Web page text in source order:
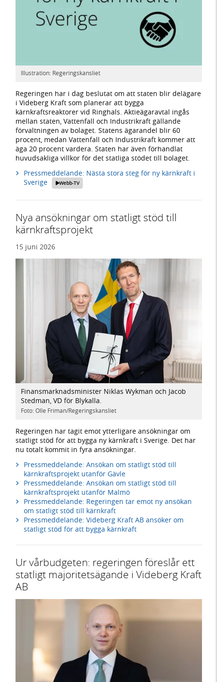
Illustration: Regeringskansliet
Regeringen har i dag beslutat om att staten blir delägare
i Videberg Kraft som planerar att bygga
kärnkraftsreaktorer vid Ringhals. Aktieägaravtal ingås
mellan staten, Vattenfall och Industrikraft gällande
förvaltningen av bolaget. Statens ägarandel blir 60
procent, medan Vattenfall och Industrikraft kommer att
äga 20 procent vardera. Staten har även förhandlat
huvudsakliga villkor för det statliga stödet till bolaget.
Pressmeddelande: Nästa stora steg för ny kärnkraft i
Sverige
Webb-TV
Nya ansökningar om statligt stöd till
kärnkraftsprojekt
15 juni 2026
Finansmarknadsminister Niklas Wykman och Jacob
Stedman, VD för Blykalla.
Foto: Olle Friman/Regeringskansliet
Regeringen har tagit emot ytterligare ansökningar om
statligt stöd för att bygga ny kärnkraft i Sverige. Det har
nu totalt kommit in fyra ansökningar.
Pressmeddelande: Ansökan om statligt stöd till
kärnkraftsprojekt utanför Gävle
Pressmeddelande: Ansökan om statligt stöd till
kärnkraftsprojekt utanför Malmö
Pressmeddelande: Regeringen tar emot ny ansökan
om statligt stöd till kärnkraft
Pressmeddelande: Videberg Kraft AB ansöker om
statligt stöd för att bygga kärnkraft
Ur vårbudgeten: regeringen föreslår ett
statligt majoritetsägande i Videberg Kraft
AB